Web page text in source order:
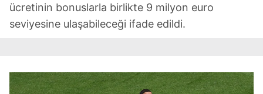
ücretinin bonuslarla birlikte 9 milyon euro
seviyesine ulaşabileceği ifade edildi.